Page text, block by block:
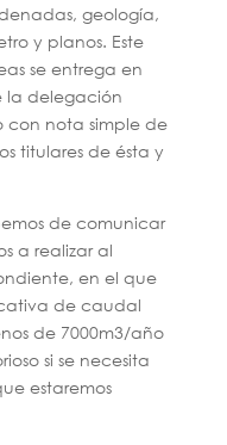
geología,
y planos. Este
se entrega en
la delegación
con nota simple de
titulares de ésta y
de comunicar
a realizar al
en el que
de caudal
de 7000m3/año
si se necesita
estaremos